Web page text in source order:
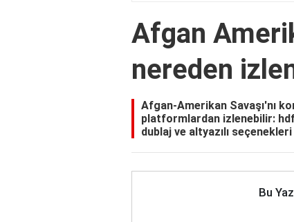
Afgan
nereden
Afgan-Amerikan Savaşı'nı
platformlardan izlenebilir:
dublaj ve altyazılı
Bu